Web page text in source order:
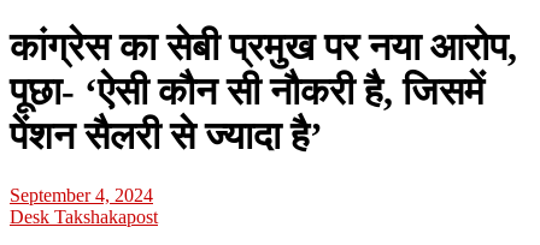
कांग्रेस का सेबी प्रमुख पर नया आरोप,
पूछा- ‘ऐसी कौन सी नौकरी है, जिसमें
पेंशन सैलरी से ज्यादा है’
September 4, 2024
Desk Takshakapost